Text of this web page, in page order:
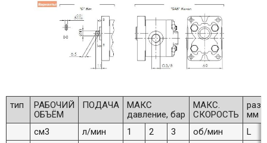
тип
РАБОЧИЙ
ОБЪЁМ
ПОДАЧА
МАКС
давление, бар
МАКС.
СКОРОСТЬ
мм
см3
л/мин 1 2 3 об/мин
L